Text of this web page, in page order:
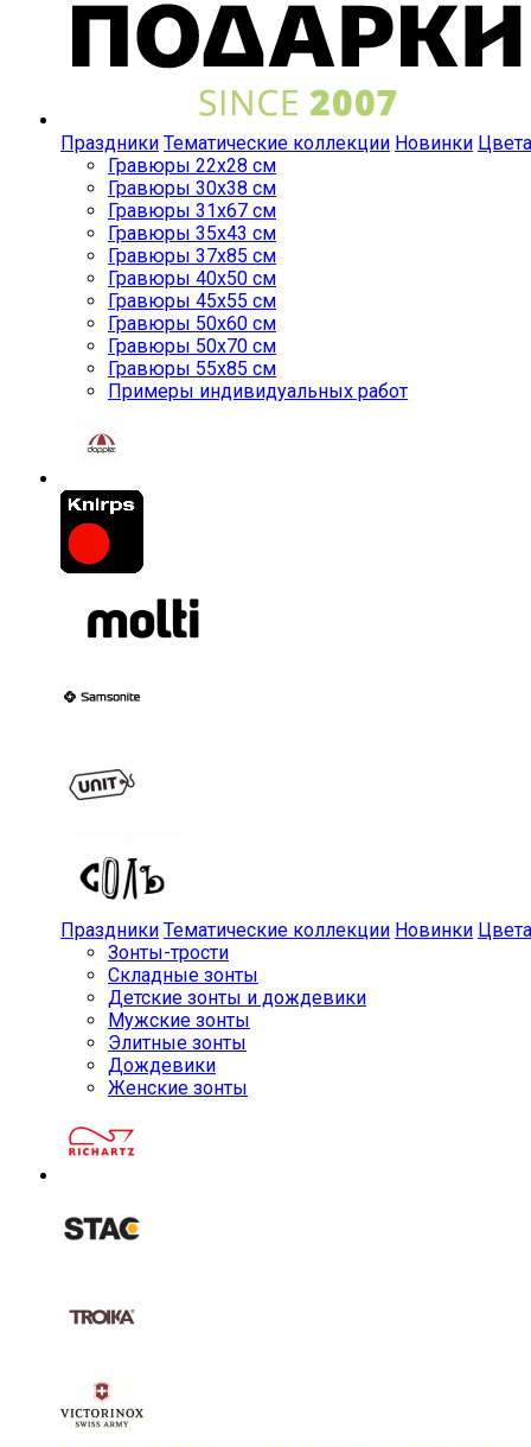
Праздники Тематические коллекции Новинки Цвета
Гравюры 22x28 см
Гравюры 30x38 см
Гравюры 31x67 см
Гравюры 35x43 см
Гравюры 37x85 см
Гравюры 40x50 см
Гравюры 45x55 см
Гравюры 50x60 см
Гравюры 50x70 см
Гравюры 55x85 см
Примеры индивидуальных работ
Праздники Тематические коллекции Новинки Цвета
Зонты-трости
Складные зонты
Детские зонты и дождевики
Мужские зонты
Элитные зонты
Дождевики
Женские зонты